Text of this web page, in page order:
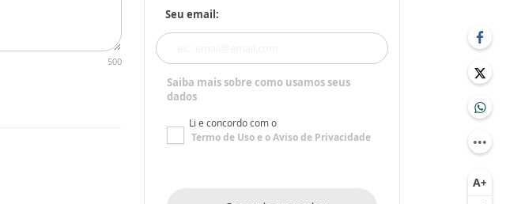
500
Seu email:
Saiba mais sobre como usamos seus
dados
Li e concordo com o
Termo de Usoe oAviso de Privacidade